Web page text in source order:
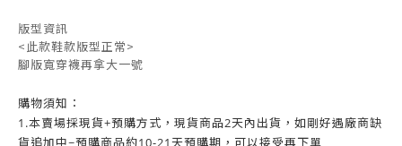
版型資訊
<此款鞋款版型正常>
腳版寬穿襪再拿大一號
購物須知：
1.本賣場採現貨+預購方式，現貨商品2天內出貨， 如剛好遇廠商缺
貨追加中~預購商品約10-21天預購期，可以接受再下單